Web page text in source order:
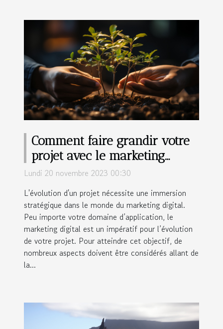
Comment faire grandir votre
projet avec le marketing
digital ?
Lundi 20 novembre 2023 00:30
L'évolution d'un projet nécessite une immersion
stratégique dans le monde du marketing digital.
Peu importe votre domaine d’application, le
marketing digital est un impératif pour l’évolution
de votre projet. Pour atteindre cet objectif, de
nombreux aspects doivent être considérés allant de
la...